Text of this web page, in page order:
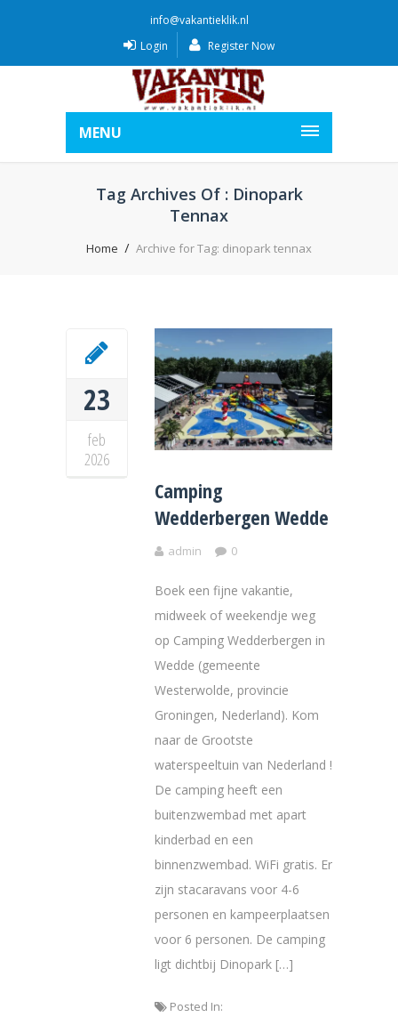
info@vakantieklik.nl
Login
Register Now
MENU
Tag Archives Of : Dinopark
Tennax
Home Archive for Tag: dinopark tennax
23
feb
2026
Camping
Wedderbergen Wedde
admin 0
Boek een fijne vakantie,
midweek of weekendje weg
op Camping Wedderbergen in
Wedde (gemeente
Westerwolde, provincie
Groningen, Nederland). Kom
naar de Grootste
waterspeeltuin van Nederland !
De camping heeft een
buitenzwembad met apart
kinderbad en een
binnenzwembad. WiFi gratis. Er
zijn stacaravans voor 4-6
personen en kampeerplaatsen
voor 6 personen. De camping
ligt dichtbij Dinopark […]
Posted In: